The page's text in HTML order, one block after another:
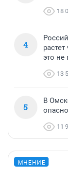
18
4
это не
13
5
В
11
МНЕНИЕ